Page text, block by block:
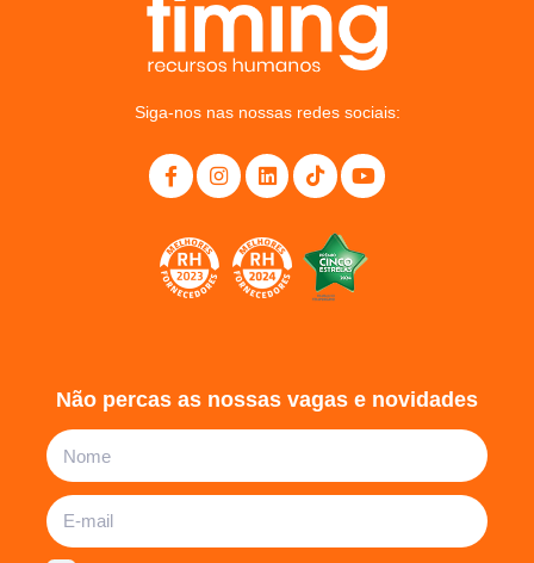
Siga-nos nas nossas redes sociais:
Não percas as nossas vagas e novidades